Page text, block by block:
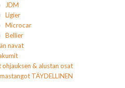
JDM
Ligier
Microcar
Bellier
navat
ohjauksen & alustan osat
TÄYDELLINEN